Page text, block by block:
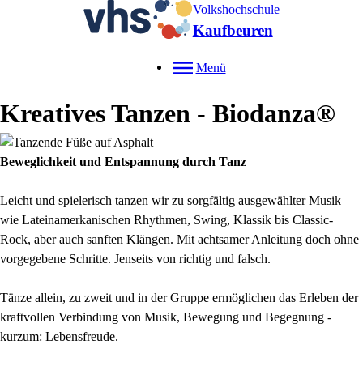
Volkshochschule
Kaufbeuren
Menü
Kreatives Tanzen - Biodanza®
Beweglichkeit und Entspannung durch Tanz
Leicht und spielerisch tanzen wir zu sorgfältig ausgewählter Musik
wie Lateinamerkanischen Rhythmen, Swing, Klassik bis Classic-
Rock, aber auch sanften Klängen. Mit achtsamer Anleitung doch ohne
vorgegebene Schritte. Jenseits von richtig und falsch.
Tänze allein, zu zweit und in der Gruppe ermöglichen das Erleben der
kraftvollen Verbindung von Musik, Bewegung und Begegnung -
kurzum: Lebensfreude.